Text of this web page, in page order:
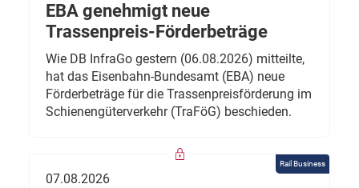
EBA genehmigt neue
Trassenpreis-Förderbeträge
Wie DB InfraGo gestern (06.08.2026) mitteilte,
hat das Eisenbahn-Bundesamt (EBA) neue
Förderbeträge für die Trassenpreisförderung im
Schienengüterverkehr (TraFöG) beschieden.
Rail Business
07.08.2026